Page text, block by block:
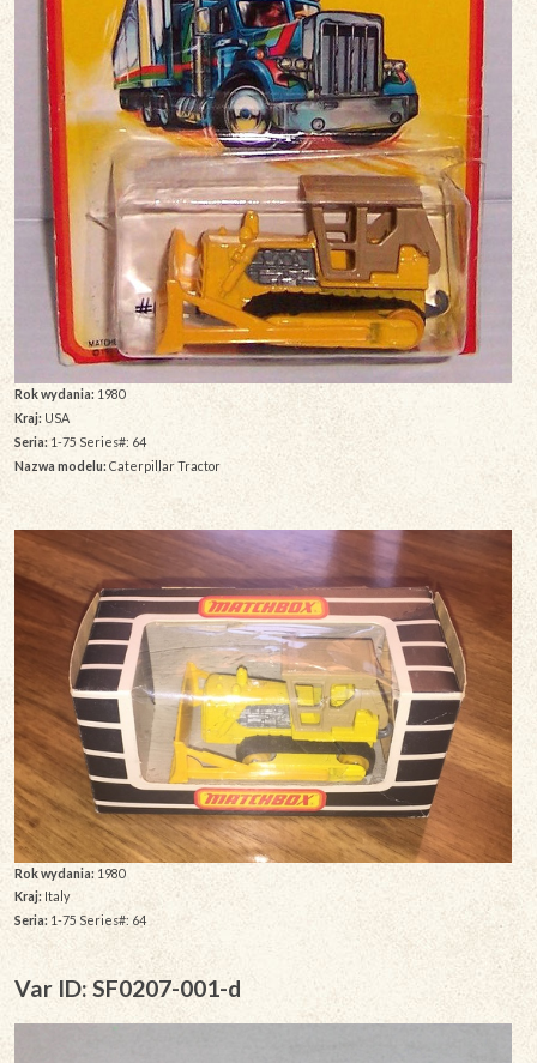
Rok wydania: 1980
Kraj: USA
Seria: 1-75 Series#: 64
Nazwa modelu: Caterpillar Tractor
Rok wydania: 1980
Kraj:Italy
Seria: 1-75 Series#: 64
Var ID: SF0207-001-d